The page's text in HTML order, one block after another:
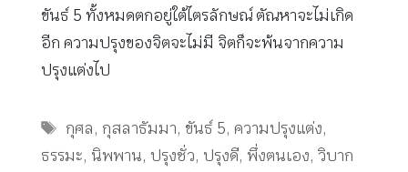
ขันธ์ 5 ทั้งหมดตกอยู่ใต้ไตรลักษณ์ ตัณหาจะไม่เกิด
อีก ความปรุงของจิตจะไม่มี จิตก็จะพ้นจากความ
ปรุงแต่งไป
Tags
กุศล, กุสลาธัมมา, ขันธ์ 5,ความปรุงแต่ง,
ธรรมะ, นิพพาน, ปรุงชั่ว, ปรุงดี, พึ่งตนเอง, วิบาก